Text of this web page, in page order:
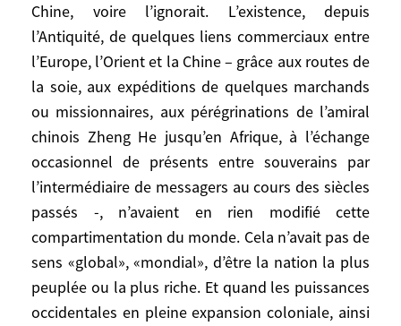
Chine, voire l’ignorait. L’existence, depuis
l’Antiquité, de quelques liens commerciaux entre
l’Europe, l’Orient et la Chine – grâce aux routes de
la soie, aux expéditions de quelques marchands
ou missionnaires, aux pérégrinations de l’amiral
chinois Zheng He jusqu’en Afrique, à l’échange
occasionnel de présents entre souverains par
l’intermédiaire de messagers au cours des siècles
passés -, n’avaient en rien modifié cette
compartimentation du monde. Cela n’avait pas de
sens «global», «mondial», d’être la nation la plus
peuplée ou la plus riche. Et quand les puissances
occidentales en pleine expansion coloniale, ainsi
à la longue, répandant sa culture jusqu’aux
confins de l’Asie, à peu près indifférente au
reste du monde. Parallèlement, celui-ci,
empires, royautés, papauté vivait sa propre
vie sans se soucier de la Chine, voire
l’ignorait. L’existence, depuis l’Antiquité, de
quelques liens commerciaux entre
l’Europe, l’Orient et la Chine – grâce aux
routes de la soie, aux expéditions de
quelques marchands ou missionnaires, aux
pérégrinations de l’amiral chinois Zheng
He jusqu’en Afrique, à l’échange
occasionnel de présents entre souverains
par l’intermédiaire de messagers au cours